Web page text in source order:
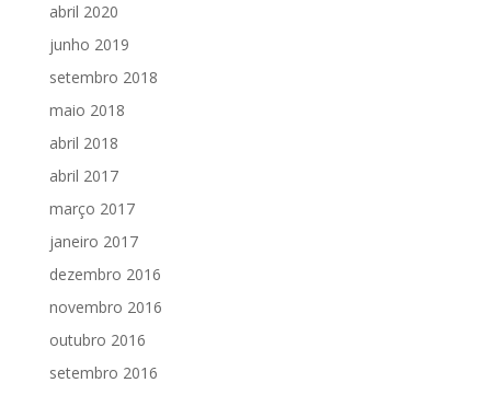
abril 2020
junho 2019
setembro 2018
maio 2018
abril 2018
abril 2017
março 2017
janeiro 2017
dezembro 2016
novembro 2016
outubro 2016
setembro 2016